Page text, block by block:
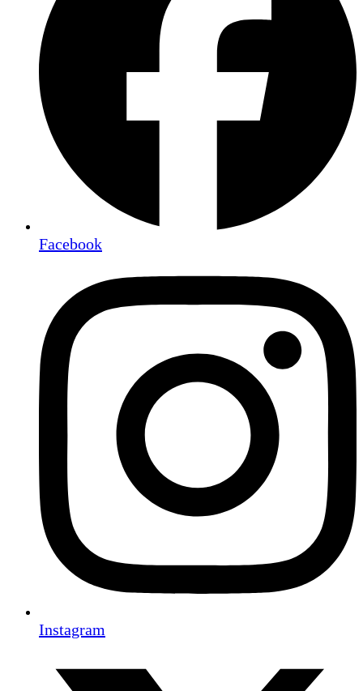
Facebook
Instagram